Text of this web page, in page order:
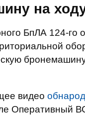
на
БпЛА 124-го
видео
Оперативный